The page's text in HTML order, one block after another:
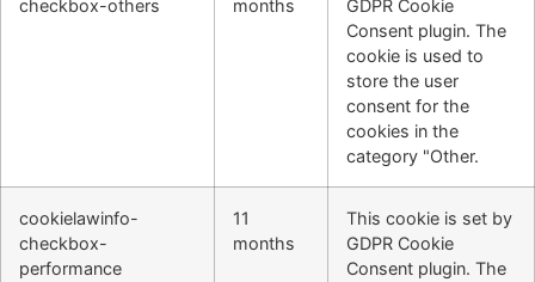
checkbox-others
months
GDPR Cookie
Consent plugin. The
cookie is used to
store the user
consent for the
cookies in the
category "Other.
cookielawinfo-
checkbox-
performance
11
months
This cookie is set by
GDPR Cookie
Consent plugin. The